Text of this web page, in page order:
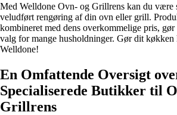
Med Welldone Ovn- og Grillrens kan du være
veludført rengøring af din ovn eller grill.
kombineret med dens overkommelige pris,
valg for mange husholdninger. Gør dit
Welldone!
En Omfattende Oversigt
Specialiserede Butikker til
Grillrens